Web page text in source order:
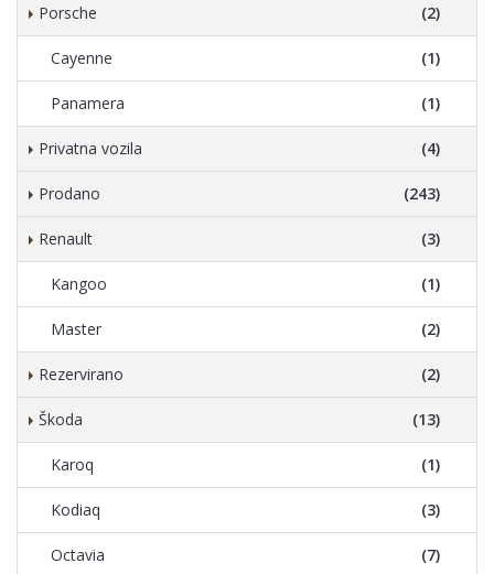
Porsche (2)
Cayenne (1)
Panamera (1)
Privatna vozila (4)
Prodano (243)
Renault (3)
Kangoo (1)
Master (2)
Rezervirano (2)
Škoda (13)
Karoq (1)
Kodiaq (3)
Octavia (7)